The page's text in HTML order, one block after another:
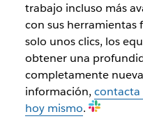
trabajo incluso más
con sus herramientas
solo unos clics, los
obtener una
completamente
información, contacta
hoy mismo.